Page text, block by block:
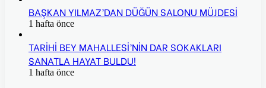
BAŞKAN YILMAZ’DAN DÜĞÜN SALONU MÜJDESİ
1 hafta önce
TARİHİ BEY MAHALLESİ’NİN DAR SOKAKLARI
SANATLA HAYAT BULDU!
1 hafta önce